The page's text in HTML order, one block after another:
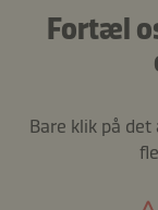
Fortæl
Bare klik på